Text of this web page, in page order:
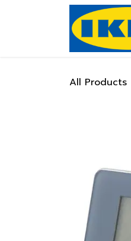
Skip to Content
All Products